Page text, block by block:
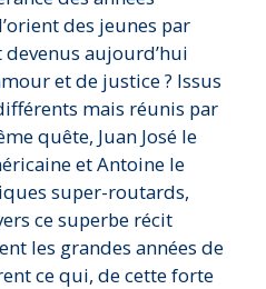
des jeunes par
aujourd’hui
et de justice ? Issus
mais réunis par
quête, Juan José le
et Antoine le
super-routards,
ce superbe récit
les grandes années de
ce qui, de cette forte